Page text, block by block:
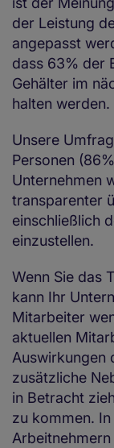
der Leistung
angepasst
dass 63% der
Gehälter im
halten werden.
Unsere
Personen
Unternehmen
transparenter
einschließlich
einzustellen.
Wenn Sie das
kann Ihr
Mitarbeiter
aktuellen
Auswirkungen
zusätzliche
in Betracht
zu kommen.